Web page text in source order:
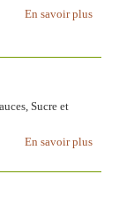
En savoir plus
Sucre et
En savoir plus